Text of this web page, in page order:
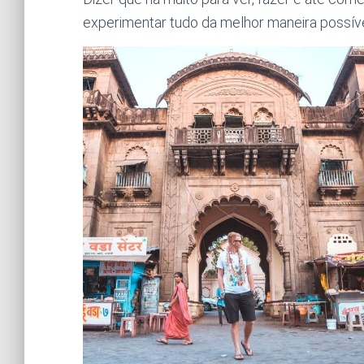
experimentar tudo da melhor maneira